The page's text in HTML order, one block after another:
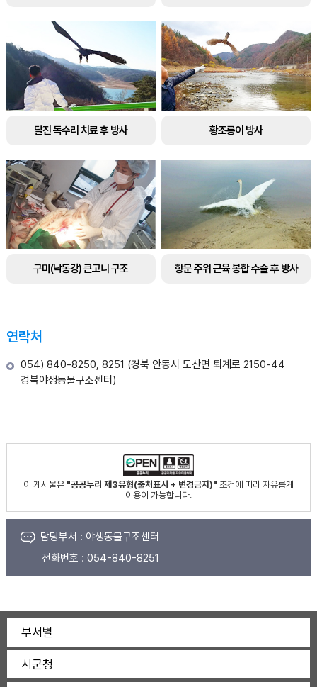
탈진 독수리 치료 후 방사 황조롱이 방사
구미(낙동강) 큰고니 구조 항문 주위 근육 봉합 수술 후 방사
연락처
054) 840-8250, 8251 (경북 안동시 도산면 퇴계로 2150-44
경북야생동물구조센터)
이 게시물은 "공공누리 제3유형(출처표시 + 변경금지)" 조건에 따라 자유롭게
이용이 가능합니다.
담당부서 : 야생동물구조센터
전화번호 : 054-840-8251
부서별
시군청